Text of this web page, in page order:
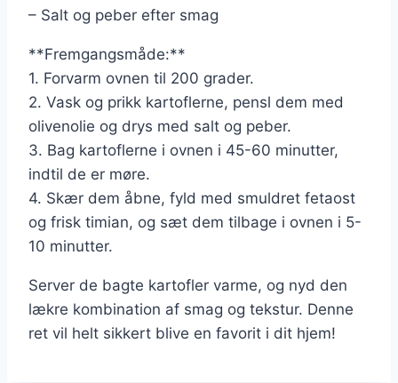
– Salt og peber efter smag
**Fremgangsmåde:**
1. Forvarm ovnen til 200 grader.
2. Vask og prikk kartoflerne, pensl dem med
olivenolie og drys med salt og peber.
3. Bag kartoflerne i ovnen i 45-60 minutter,
indtil de er møre.
4. Skær dem åbne, fyld med smuldret fetaost
og frisk timian, og sæt dem tilbage i ovnen i 5-
10 minutter.
Server de bagte kartofler varme, og nyd den
lækre kombination af smag og tekstur. Denne
ret vil helt sikkert blive en favorit i dit hjem!